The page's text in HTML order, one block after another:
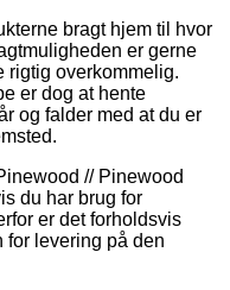
bragt hjem til hvor
er gerne
rigtig overkommelig.
er dog at hente
og falder med at du er
// Pinewood
du har brug for
er det forholdsvis
for levering på den